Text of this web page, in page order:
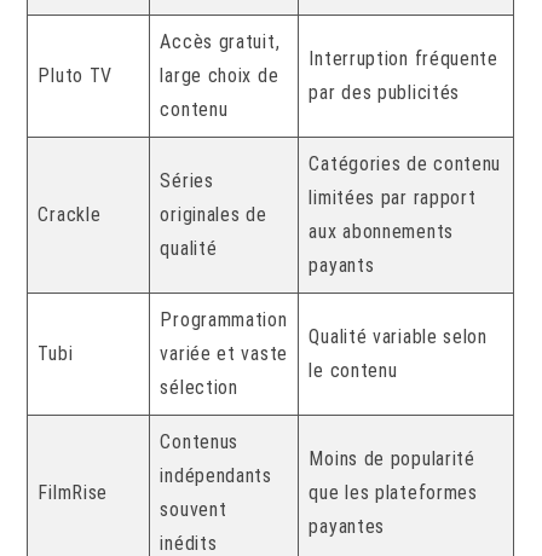
Pluto TV
Accès gratuit,
large choix de
contenu
Interruption fréquente
par des publicités
Crackle
Séries
originales de
qualité
Catégories de contenu
limitées par rapport
aux abonnements
payants
Tubi
Programmation
variée et vaste
sélection
Qualité variable selon
le contenu
FilmRise
Contenus
indépendants
souvent
inédits
Moins de popularité
que les plateformes
payantes